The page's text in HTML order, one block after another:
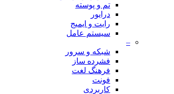
تم و پوسته
درایور
رایت و ایمیج
سیستم عامل
–
شبکه و سرور
فشرده ساز
فرهنگ لغت
فونت
کاربردی